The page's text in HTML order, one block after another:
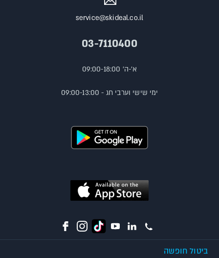
service@skideal.co.il
03-7110400
א'-ה' 09:00-18:00
ימי שישי וערבי חג - 09:00-13:00
ביטול חופשה